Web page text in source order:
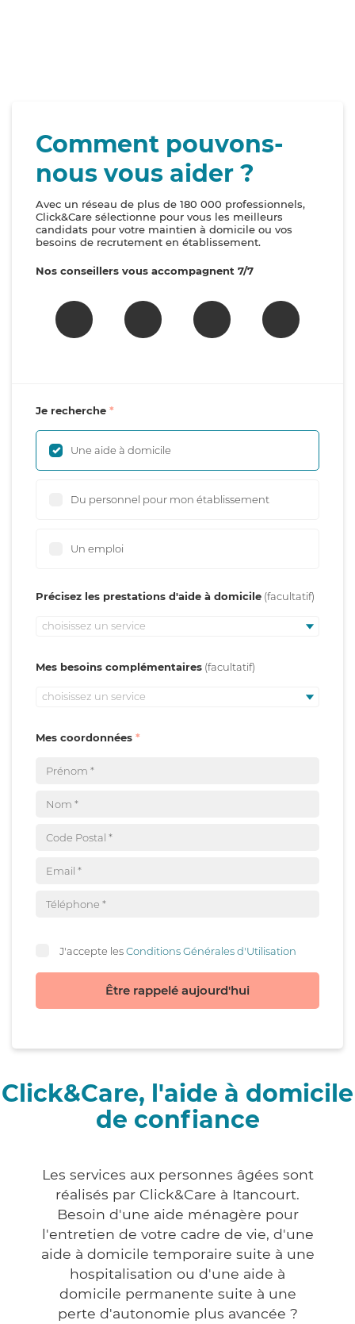
Comment pouvons-
nous vous aider ?
Avec un réseau de plus de 180 000 professionnels,
Click&Care sélectionne pour vous les meilleurs
candidats pour votre maintien à domicile ou vos
besoins de recrutement en établissement.
Nos conseillers vous accompagnent 7/7
Je recherche
Une aide à domicile
Du personnel pour mon établissement
Un emploi
Précisez les prestations d'aide à domicile
choisissez un service
Mes besoins complémentaires
choisissez un service
Mes coordonnées
J'accepte lesConditions Générales d'Utilisation
Être rappelé aujourd'hui
Click&Care, l'aide à domicile
de confiance
Les services aux personnes âgées sont
réalisés par Click&Care à Itancourt.
Besoin d'une aide ménagère pour
l'entretien de votre cadre de vie, d'une
aide à domicile temporaire suite à une
hospitalisation ou d'une aide à
domicile permanente suite à une
perte d'autonomie plus avancée ?